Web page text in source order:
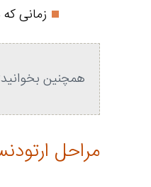
زمانی
همچنین بخوانید:
مراحل